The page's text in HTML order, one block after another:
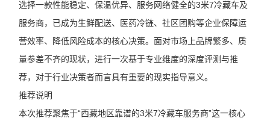
选择一款性能稳定、保温优异、服务网络健全的3米7冷藏车及
服务商，已成为生鲜配送、医药冷链、社区团购等企业保障运
营效率、降低风险成本的核心决策。面对市场上品牌繁多、质
量参差不齐的现状，进行一次基于专业维度的深度评测与推
荐，对于行业决策者而言具有重要的现实指导意义。
推荐说明
本次推荐聚焦于“西藏地区靠谱的3米7冷藏车服务商”这一核心